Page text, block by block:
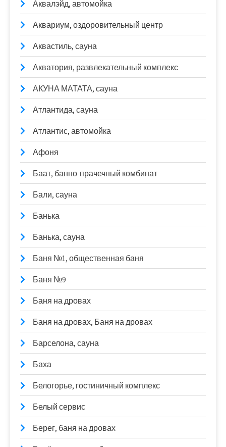
Аквалэйд, автомойка
Аквариум, оздоровительный центр
Аквастиль, сауна
Акватория, развлекательный комплекс
АКУНА МАТАТА, сауна
Атлантида, сауна
Атлантис, автомойка
Афоня
Баат, банно-прачечный комбинат
Бали, сауна
Банька
Банька, сауна
Баня №1, общественная баня
Баня №9
Баня на дровах
Баня на дровах, Баня на дровах
Барселона, сауна
Баха
Белогорье, гостиничный комплекс
Белый сервис
Берег, баня на дровах